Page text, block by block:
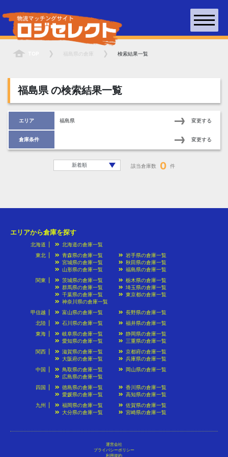
福島県 の倉庫 検索結果一覧
福島県の検索結果一覧
エリア 福島県 変更する
倉庫条件 変更する
該当倉庫数 0 件
エリアから倉庫を探す
北海道
北海道の倉庫一覧
東北
青森県の倉庫一覧
岩手県の倉庫一覧
宮城県の倉庫一覧
秋田県の倉庫一覧
山形県の倉庫一覧
福島県の倉庫一覧
関東
茨城県の倉庫一覧
栃木県の倉庫一覧
群馬県の倉庫一覧
埼玉県の倉庫一覧
千葉県の倉庫一覧
東京都の倉庫一覧
神奈川県の倉庫一覧
甲信越
富山県の倉庫一覧
長野県の倉庫一覧
北陸
石川県の倉庫一覧
福井県の倉庫一覧
東海
岐阜県の倉庫一覧
静岡県の倉庫一覧
愛知県の倉庫一覧
三重県の倉庫一覧
関西
滋賀県の倉庫一覧
京都府の倉庫一覧
大阪府の倉庫一覧
兵庫県の倉庫一覧
中国
鳥取県の倉庫一覧
岡山県の倉庫一覧
広島県の倉庫一覧
四国
徳島県の倉庫一覧
香川県の倉庫一覧
愛媛県の倉庫一覧
高知県の倉庫一覧
九州
福岡県の倉庫一覧
佐賀県の倉庫一覧
大分県の倉庫一覧
宮崎県の倉庫一覧
運営会社
プライバシーポリシー
利用規約